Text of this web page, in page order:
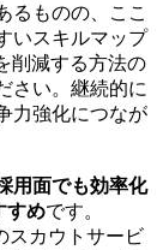
るものの、ここ
いスキルマップ
削減する方法の
さい。継続的に
力強化につなが
用面でも効率化
すめです。
スカウトサービ